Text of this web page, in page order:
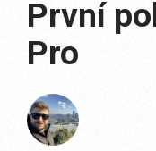
První
Pro